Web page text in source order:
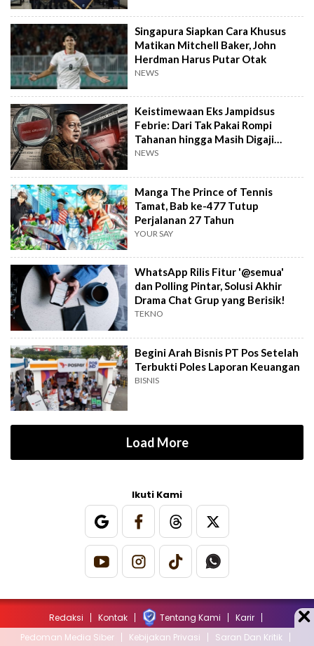
Singapura Siapkan Cara Khusus
Matikan Mitchell Baker, John
Herdman Harus Putar Otak
NEWS
Keistimewaan Eks Jampidsus
Febrie: Dari Tak Pakai Rompi
Tahanan hingga Masih Digaji
Negara
NEWS
Manga The Prince of Tennis
Tamat, Bab ke-477 Tutup
Perjalanan 27 Tahun
YOUR SAY
WhatsApp Rilis Fitur '@semua'
dan Polling Pintar, Solusi Akhir
Drama Chat Grup yang Berisik!
TEKNO
Begini Arah Bisnis PT Pos Setelah
Terbukti Poles Laporan Keuangan
BISNIS
Load More
Ikuti Kami
Redaksi Kontak Tentang Kami
Karir
Pedoman Media Siber
Kebijakan Privasi Saran Dan Kritik